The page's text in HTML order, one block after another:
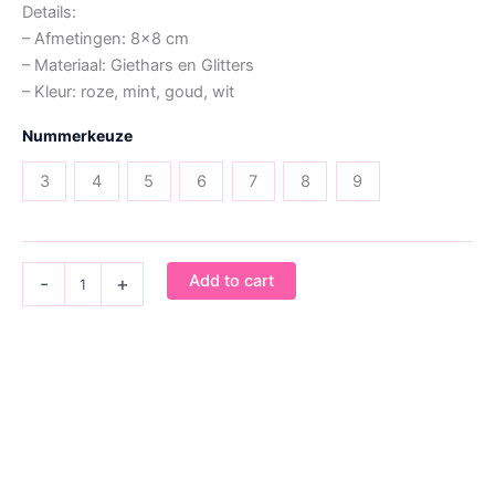
Details:
– Afmetingen: 8×8 cm
– Materiaal: Giethars en Glitters
– Kleur: roze, mint, goud, wit
Nummerkeuze
3 4 5 6 7 8 9
-
Feestnummer + Add to cart